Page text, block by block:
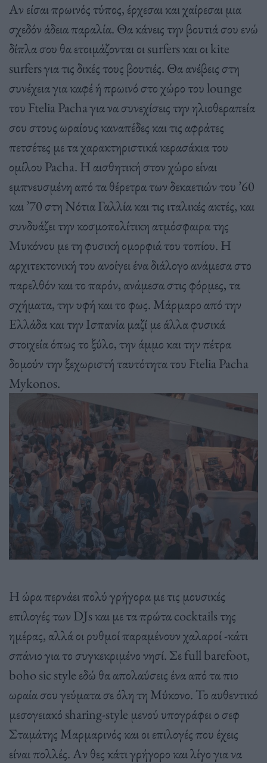
Αν είσαι πρωινός τύπος, έρχεσαι και χαίρεσαι μια
σχεδόν άδεια παραλία. Θα κάνεις την βουτιά σου ενώ
δίπλα σου θα ετοιμάζονται οι surfers και οι kite
surfers για τις δικές τους βουτιές. Θα ανέβεις στη
συνέχεια για καφέ ή πρωινό στο χώρο του lounge
του Ftelia Pacha για να συνεχίσεις την ηλιοθεραπεία
σου στους ωραίους καναπέδες και τις αφράτες
πετσέτες με τα χαρακτηριστικά κερασάκια του
ομίλου Pacha. Η αισθητική στον χώρο είναι
εμπνευσμένη από τα θέρετρα των δεκαετιών του ’60
και ’70 στη Νότια Γαλλία και τις ιταλικές ακτές, και
συνδυάζει την κοσμοπολίτικη ατμόσφαιρα της
Μυκόνου με τη φυσική ομορφιά του τοπίου. Η
αρχιτεκτονική του ανοίγει ένα διάλογο ανάμεσα στο
παρελθόν και το παρόν, ανάμεσα στις φόρμες, τα
σχήματα, την υφή και το φως. Μάρμαρο από την
Ελλάδα και την Ισπανία μαζί με άλλα φυσικά
στοιχεία όπως το ξύλο, την άμμο και την πέτρα
δομούν την ξεχωριστή ταυτότητα του Ftelia Pacha
Mykonos.
Η ώρα περνάει πολύ γρήγορα με τις μουσικές
επιλογές των DJs και με τα πρώτα cocktails της
ημέρας, αλλά οι ρυθμοί παραμένουν χαλαροί -κάτι
σπάνιο για το συγκεκριμένο νησί. Σε full barefoot,
boho sic style εδώ θα απολαύσεις ένα από τα πιο
ωραία σου γεύματα σε όλη τη Μύκονο. Το αυθεντικό
μεσογειακό sharing-style μενού υπογράφει ο σεφ
Σταμάτης Μαρμαρινός και οι επιλογές που έχεις
είναι πολλές. Αν θες κάτι γρήγορο και λίγο για να